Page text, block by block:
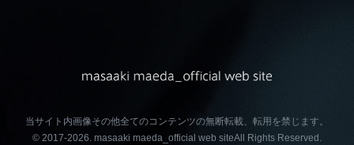
当サイト内画像その他全てのコンテンツの無断転載、転用を禁じます。
© 2017-2026. masaaki maeda_official web siteAll Rights Reserved.